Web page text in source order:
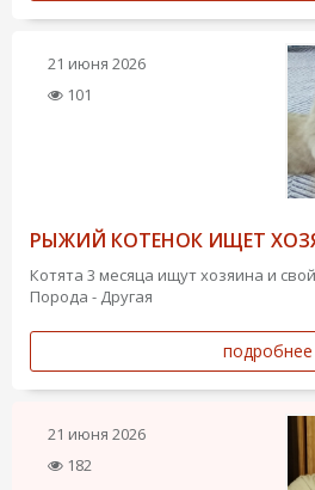
21 июня 2026
101
РЫЖИЙ КОТЕНОК ИЩЕТ
Котята 3 месяца ищут хозяина и
Порода - Другая
подробнее
21 июня 2026
182